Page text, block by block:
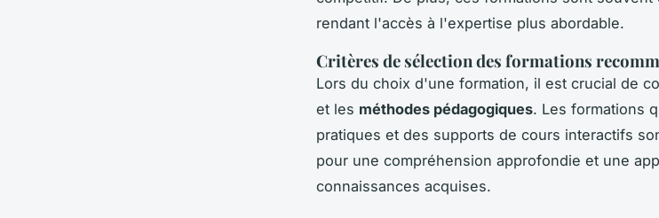
rendant l'accès à l'expertise plus abordable.
Critères de sélection des formations
Lors du choix d'une formation, il est crucial de
et les méthodes pédagogiques. Les formations
pratiques et des supports de cours interactifs
pour une compréhension approfondie et une
connaissances acquises.